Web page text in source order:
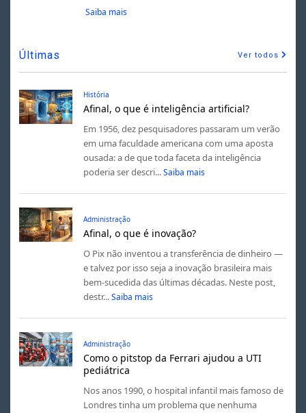
Saiba mais
Últimas Ver todos
História
Afinal, o que é inteligência artificial?
Em 1956, dez pesquisadores passaram um verão
em uma faculdade americana com uma aposta
ousada: a de que toda faceta da inteligência
poderia ser descri... Saiba mais
Administração
Afinal, o que é inovação?
O Pix não inventou a transferência de dinheiro —
e talvez por isso seja a inovação brasileira mais
bem-sucedida das últimas décadas. Neste post,
destr... Saiba mais
Administração
Como o pitstop da Ferrari ajudou a UTI
pediátrica
Nos anos 1990, o hospital infantil mais famoso de
Londres tinha um problema que nenhuma